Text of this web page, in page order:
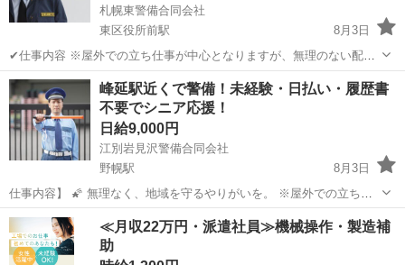
札幌東警備合同会社
東区役所前駅
8月3日
✔仕事内容 ※屋外での立ち仕事が中心となりますが、無理のない配
置・こまめな休憩を徹底しています。 ✨東区・北区に根付いた警備
会社で、ご近所ワークを始めませんか？✨ 札幌東警備合同会社は、東
区・北区を中心に活動...
北海道 札幌市 東区役所前駅 その他 個室
峰延駅近くで警備！未経験・日払い・履歴書
不要でシニア応援！
日給9,000円
江別岩見沢警備合同会社
野幌駅
8月3日
仕事内容】 🌠 無理なく、地域を守るやりがいを。 ※屋外での立ち仕
事が中心となりますが、無理のない配置・こまめな休憩を徹底してい
ます。 江別岩見沢警備合同会社は、江別・岩見沢・峰延エリアを中
心とした、地域密着型の...
北海道 江別市 野幌駅 その他 スタッフ
≪月収22万円・派遣社員≫機械操作・製造補
助